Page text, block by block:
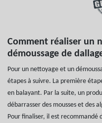
Comment réaliser un
démoussage de
Pour un nettoyage et un
étapes à suivre. La première
en balayant. Par la suite, un
débarrasser des mousses et des
Pour finaliser, il est